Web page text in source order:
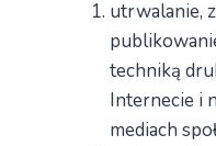
utrwalanie,
techniką
Internecie i
mediach